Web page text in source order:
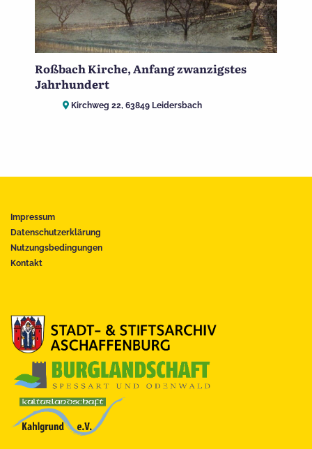
Roßbach Kirche, Anfang zwanzigstes
Jahrhundert
Kirchweg 22, 63849 Leidersbach
Impressum
Datenschutzerklärung
Nutzungsbedingungen
Kontakt